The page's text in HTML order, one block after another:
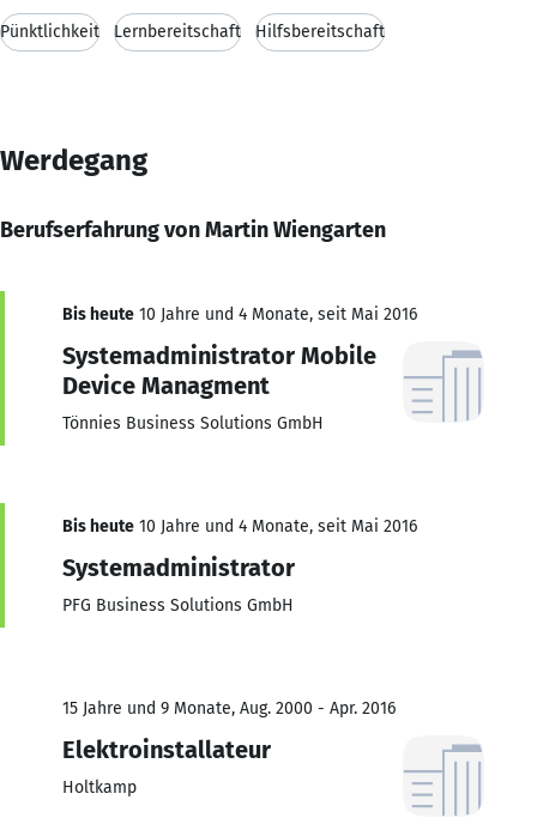
Pünktlichkeit Lernbereitschaft Hilfsbereitschaft
Werdegang
Berufserfahrung von Martin Wiengarten
Bis heute 10 Jahre und 4 Monate, seit Mai 2016
Systemadministrator Mobile
Device Managment
Tönnies Business Solutions GmbH
Bis heute 10 Jahre und 4 Monate, seit Mai 2016
Systemadministrator
PFG Business Solutions GmbH
15 Jahre und 9 Monate, Aug. 2000 - Apr. 2016
Elektroinstallateur
Holtkamp